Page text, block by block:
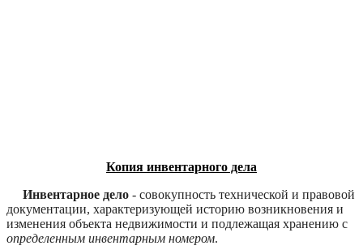
Копия инвентарного дела
Инвентарное дело - совокупность технической и правовой
документации, характеризующей историю возникновения и
изменения объекта недвижимости и подлежащая хранению с
определенным инвентарным номером.